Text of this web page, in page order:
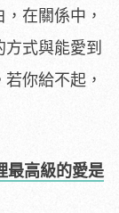
在關係中，
式與能愛到
你給不起，
最高級的愛是